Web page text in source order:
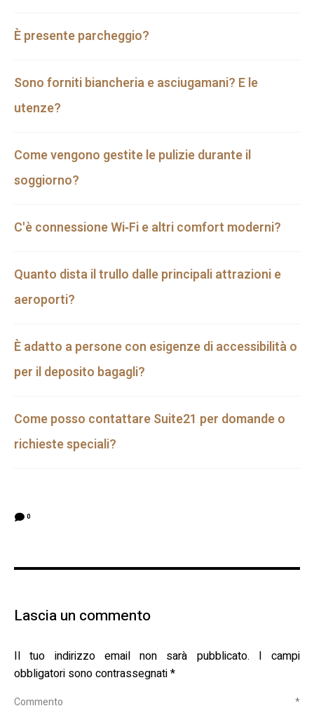
È presente parcheggio?
Sono forniti biancheria e asciugamani? E le
utenze?
Come vengono gestite le pulizie durante il
soggiorno?
C'è connessione Wi‑Fi e altri comfort moderni?
Quanto dista il trullo dalle principali attrazioni e
aeroporti?
È adatto a persone con esigenze di accessibilità o
per il deposito bagagli?
Come posso contattare Suite21 per domande o
richieste speciali?
0
Lascia un commento
Il tuo indirizzo email non sarà pubblicato.
I campi
obbligatori sono contrassegnati*
Commento *